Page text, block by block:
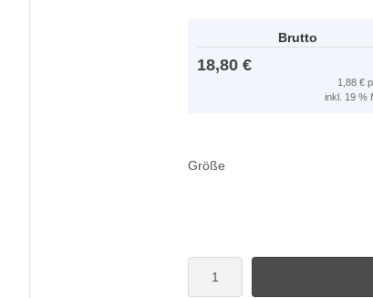
Brutto
18,80 €
1,88 €
inkl. 19 %
Größe